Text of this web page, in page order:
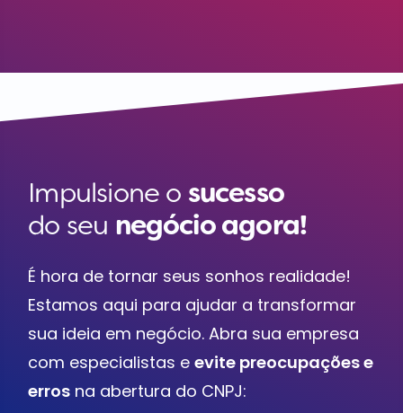
Impulsione o sucesso
do seu negócio agora!
É hora de tornar seus sonhos realidade!
Estamos aqui para ajudar a transformar
sua ideia em negócio. Abra sua empresa
com especialistas eevite preocupações e
erros na abertura do CNPJ: